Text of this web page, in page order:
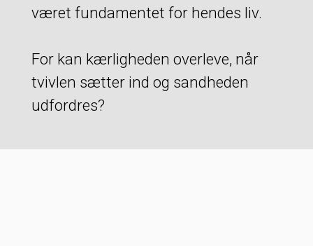
været fundamentet for hendes liv.
For kan kærligheden overleve, når
tvivlen sætter ind og sandheden
udfordres?